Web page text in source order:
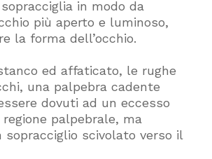
in modo da
più aperto e luminoso,
la forma dell’occhio.
ed affaticato, le rughe
una palpebra cadente
dovuti ad un eccesso
palpebrale, ma
scivolato verso il